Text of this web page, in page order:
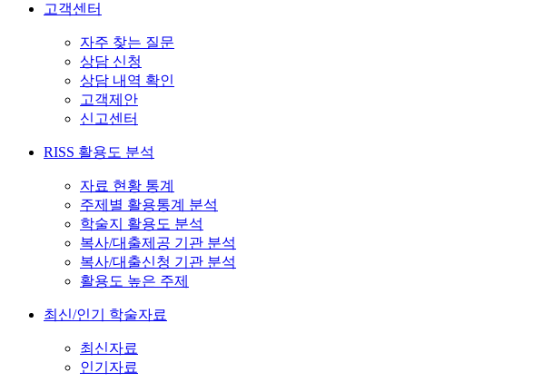
고객센터
자주 찾는 질문
상담 신청
상담 내역 확인
고객제안
신고센터
RISS 활용도 분석
자료 현황 통계
주제별 활용통계 분석
학술지 활용도 분석
복사/대출제공 기관 분석
복사/대출신청 기관 분석
활용도 높은 주제
최신/인기 학술자료
최신자료
인기자료